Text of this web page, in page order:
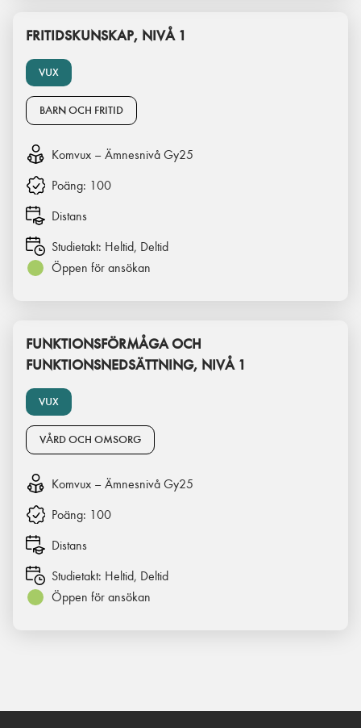
VUX
FRITIDSKUNSKAP, NIVÅ 1
BARN OCH FRITID
Komvux – Ämnesnivå Gy25
Poäng: 100
Distans
Studietakt: Heltid, Deltid
Öppen för ansökan
VUX
FUNKTIONSFÖRMÅGA OCH
FUNKTIONSNEDSÄTTNING, NIVÅ 1
VÅRD OCH OMSORG
Komvux – Ämnesnivå Gy25
Poäng: 100
Distans
Studietakt: Heltid, Deltid
Öppen för ansökan